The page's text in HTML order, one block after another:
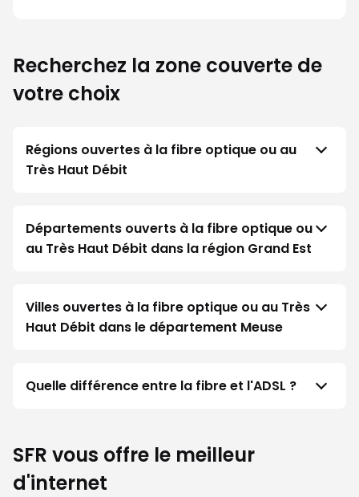
Recherchez la zone couverte de
votre choix
Régions ouvertes à la fibre optique ou au
Très Haut Débit
Départements ouverts à la fibre optique ou
au Très Haut Débit dans la région Grand Est
Villes ouvertes à la fibre optique ou au Très
Haut Débit dans le département Meuse
Quelle différence entre la fibre et l'ADSL ?
SFR vous offre le meilleur
d'internet